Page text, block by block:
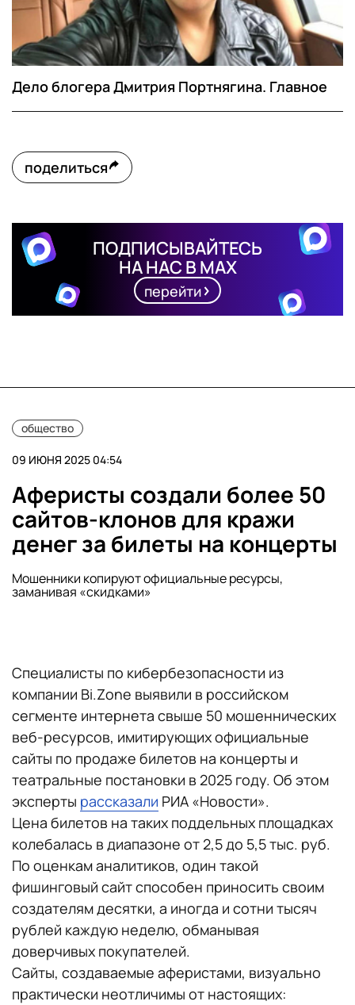
Дело блогера Дмитрия Портнягина. Главное
поделиться
ПОДПИСЫВАЙТЕСЬ
НА НАС В MAX
перейти
общество
09 ИЮНЯ 2025 04:54
Аферисты создали более 50
сайтов-клонов для кражи
денег за билеты на концерты
Мошенники копируют официальные ресурсы,
заманивая «скидками»
Специалисты по кибербезопасности из
компании Bi.Zone выявили в российском
сегменте интернета свыше 50 мошеннических
веб-ресурсов, имитирующих официальные
сайты по продаже билетов на концерты и
театральные постановки в 2025 году. Об этом
эксперты рассказали РИА «Новости».
Цена билетов на таких поддельных площадках
колебалась в диапазоне от 2,5 до 5,5 тыс. руб.
По оценкам аналитиков, один такой
фишинговый сайт способен приносить своим
создателям десятки, а иногда и сотни тысяч
рублей каждую неделю, обманывая
доверчивых покупателей.
Сайты, создаваемые аферистами, визуально
практически неотличимы от настоящих: